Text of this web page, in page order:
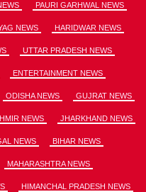
PAURI GARHWAL NEWS
NEWS HARIDWAR NEWS
UTTAR PRADESH NEWS
ENTERTAINMENT NEWS
ODISHA NEWS GUJRAT NEWS
NEWS JHARKHAND NEWS
NEWS BIHAR NEWS
MAHARASHTRA NEWS
HIMANCHAL PRADESH NEWS